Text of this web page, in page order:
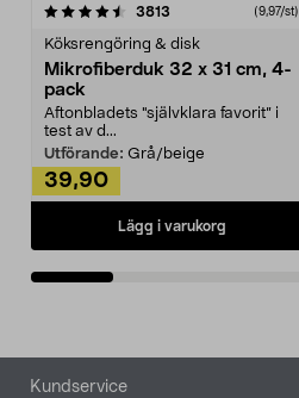
3813 (9,97/st)
Köksrengöring & disk
Mikrofiberduk 32 x 31 cm, 4-
pack
Aftonbladets "självklara favorit” i
test av d...
Utförande: Grå/beige
39,90
Lägg i varukorg
4.0av 5 stjärnor
Sidfot
Kundservice